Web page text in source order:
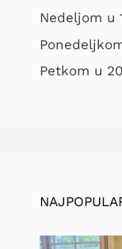
Nedeljom u
Petkom u